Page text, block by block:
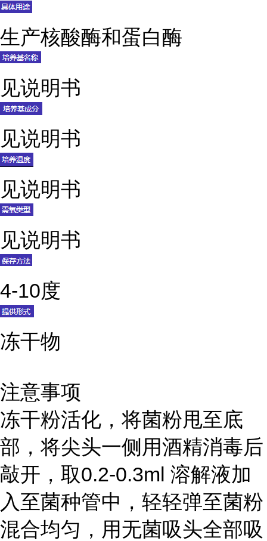
生产核酸酶和蛋白酶
见说明书
见说明书
见说明书
见说明书
4-10度
冻干物
注意事项
冻干粉活化，将菌粉甩至底
部，将尖头一侧用酒精消毒后
敲开，取0.2-0.3ml 溶解液加
入至菌种管中，轻轻弹至菌粉
混合均匀，用无菌吸头全部吸